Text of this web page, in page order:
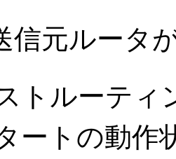
信元ルータ
トルーティ
ートの動作